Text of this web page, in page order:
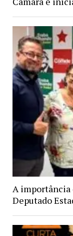
A importância
Deputado